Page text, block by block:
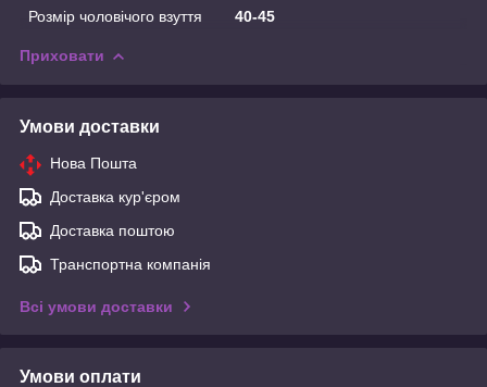
Розмір чоловічого взуття
40-45
Приховати
Умови доставки
Нова Пошта
Доставка кур'єром
Доставка поштою
Транспортна компанія
Всі умови доставки
Умови оплати